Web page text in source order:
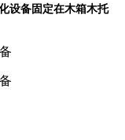
设备固定在木箱木托